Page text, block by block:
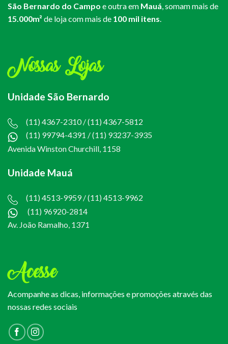
São Bernardo do Campo e outra em Mauá , somam mais de
15.000m² de loja com mais de 100 mil itens
Nossas Lojas
Unidade São Bernardo
(11) 4367-2310 / (11) 4367-5812
(11) 99794-4391 /(11) 93237-3935
Avenida Winston Churchill, 1158
Unidade Mauá
(11) 4513-9959 / (11) 4513-9962
(11) 96920-2814
Av. João Ramalho, 1371
Acesse
Acompanhe as dicas, informações e promoções através das
nossas redes sociais